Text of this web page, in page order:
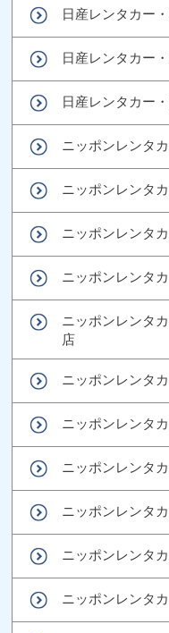
日産レンタカー
日産レンタカー
日産レンタカー
ニッポンレンタ
ニッポンレンタ
ニッポンレンタ
ニッポンレンタ
ニッポンレンタ
店
ニッポンレンタ
ニッポンレンタ
ニッポンレンタ
ニッポンレンタ
ニッポンレンタ
ニッポンレンタ